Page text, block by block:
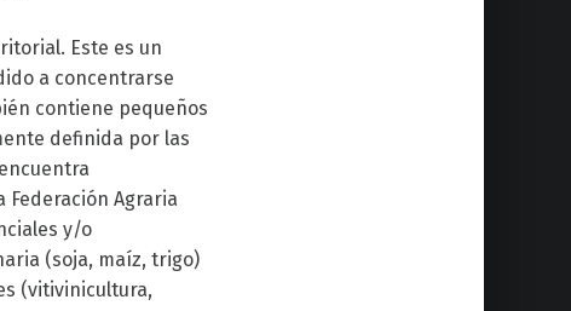
Este es un
a concentrarse
contiene pequeños
definida por las
Agraria
y/o
(soja, maíz, trigo)
(vitivinicultura,